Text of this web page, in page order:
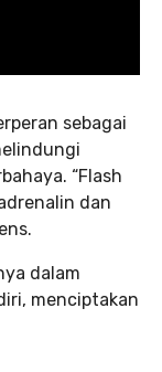
sebagai
“Flash
dan
dalam
menciptakan